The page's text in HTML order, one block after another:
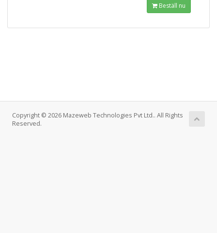
Beställ nu
Copyright © 2026 Mazeweb Technologies Pvt Ltd.. All Rights
Reserved.